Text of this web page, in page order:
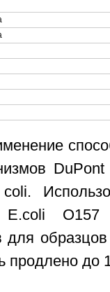
O157
для
продлено до